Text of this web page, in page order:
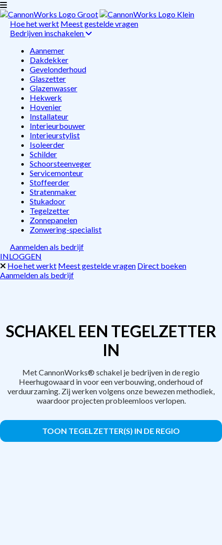
Hoe het werkt Meest gestelde vragen
Bedrijven inschakelen
Aannemer
Dakdekker
Gevelonderhoud
Glaszetter
Glazenwasser
Hekwerk
Hovenier
Installateur
Interieurbouwer
Interieurstylist
Isoleerder
Schilder
Schoorsteenveger
Servicemonteur
Stoffeerder
Stratenmaker
Stukadoor
Tegelzetter
Zonnepanelen
Zonwering-specialist
Aanmelden als bedrijf
INLOGGEN
Hoe het werkt Meest gestelde vragen Direct boeken
Aanmelden als bedrijf
SCHAKEL EEN TEGELZETTER
IN
Met CannonWorks® schakel je bedrijven in de regio
Heerhugowaard in voor een verbouwing, onderhoud of
verduurzaming. Zij werken volgens onze bewezen methodiek,
waardoor projecten probleemloos verlopen.
TOON TEGELZETTER(S) IN DE REGIO